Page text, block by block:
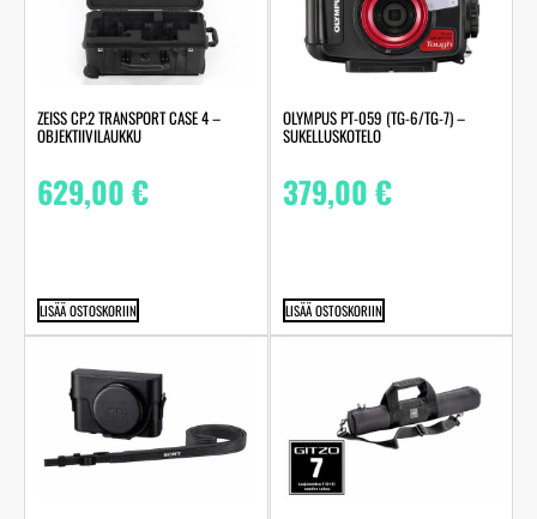
ZEISS CP.2 TRANSPORT CASE 4 –
OBJEKTIIVILAUKKU
629,00€
LISÄÄ OSTOSKORIIN
OLYMPUS PT-059 (TG-6/TG-7) –
SUKELLUSKOTELO
379,00€
LISÄÄ OSTOSKORIIN